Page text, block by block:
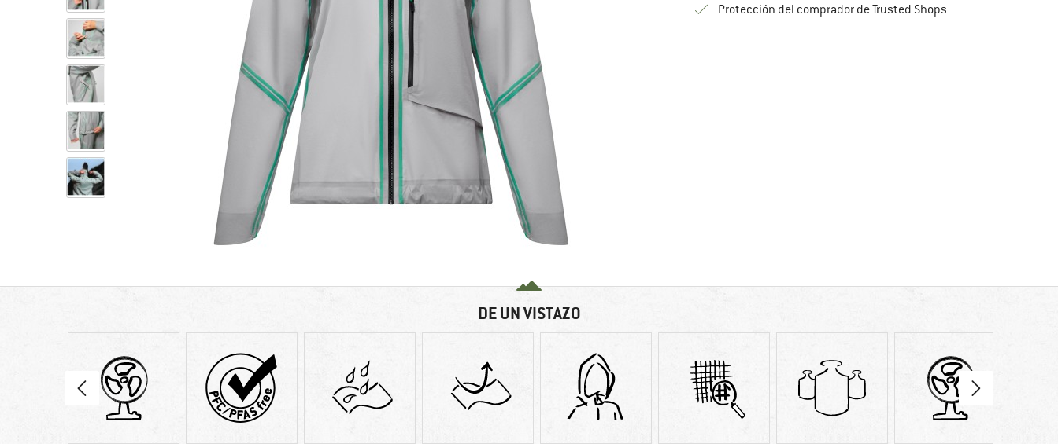
Protección del comprador de Trusted Shops¡toda la información
DE UN VISTAZO